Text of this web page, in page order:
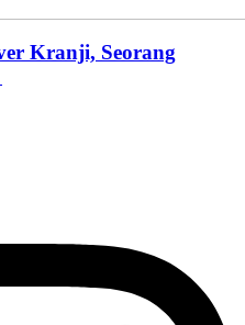
Kranji, Seorang